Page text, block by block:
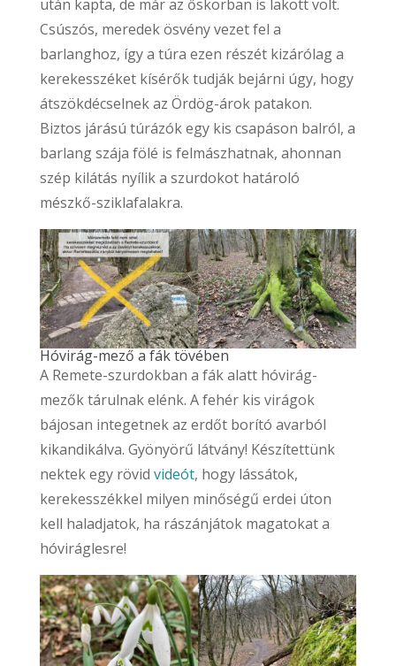
után kapta, de már az őskorban is lakott volt.
Csúszós, meredek ösvény vezet fel a
barlanghoz, így a túra ezen részét kizárólag a
kerekesszéket kísérők tudják bejárni úgy, hogy
átszökdécselnek az Ördög-árok patakon.
Biztos járású túrázók egy kis csapáson balról, a
barlang szája fölé is felmászhatnak, ahonnan
szép kilátás nyílik a szurdokot határoló
mészkő-sziklafalakra.
Hóvirág-mező a fák tövében
A Remete-szurdokban a fák alatt hóvirág-
mezők tárulnak elénk. A fehér kis virágok
bájosan integetnek az erdőt borító avarból
kikandikálva. Gyönyörű látvány! Készítettünk
nektek egy rövid videót, hogy lássátok,
kerekesszékkel milyen minőségű erdei úton
kell haladjatok, ha rászánjátok magatokat a
hóviráglesre!